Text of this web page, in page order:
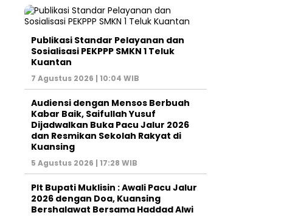
Publikasi Standar Pelayanan dan
Sosialisasi PEKPPP SMKN 1 Teluk
Kuantan
7 Agustus 2026 | 10:04 WIB
Audiensi dengan Mensos Berbuah
Kabar Baik, Saifullah Yusuf
Dijadwalkan Buka Pacu Jalur 2026
dan Resmikan Sekolah Rakyat di
Kuansing
5 Agustus 2026 | 17:28 WIB
Plt Bupati Muklisin : Awali Pacu Jalur
2026 dengan Doa, Kuansing
Bershalawat Bersama Haddad Alwi